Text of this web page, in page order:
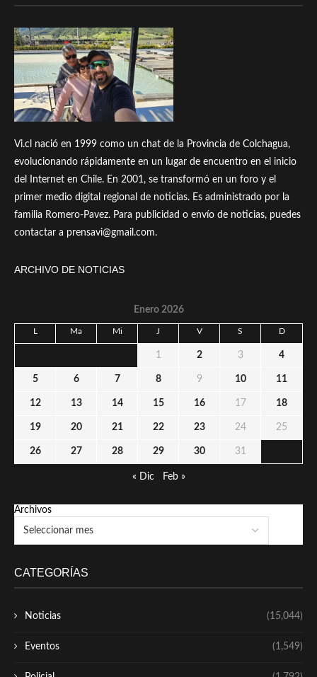
Vi.cl nació en 1999 como un chat de la Provincia de Colchagua,
evolucionando rápidamente en un lugar de encuentro en el inicio
del Internet en Chile. En 2001, se transformó en un foro y el
primer medio digital regional de noticias. Es administrado por la
familia Romero-Pavez. Para publicidad o envío de noticias, puedes
contactar a prensavi@gmail.com.
ARCHIVO DE NOTICIAS
Enero 2026
L Ma Mi J V S D
1 2 3 4
5 6 7 8 9 10 11
12 13 14 15 16 17 18
19 20 21 22 23 24 25
26 27 28 29 30 31
« Dic Feb »
Archivos
CATEGORÍAS
Noticias (15,044)
Eventos (1,549)